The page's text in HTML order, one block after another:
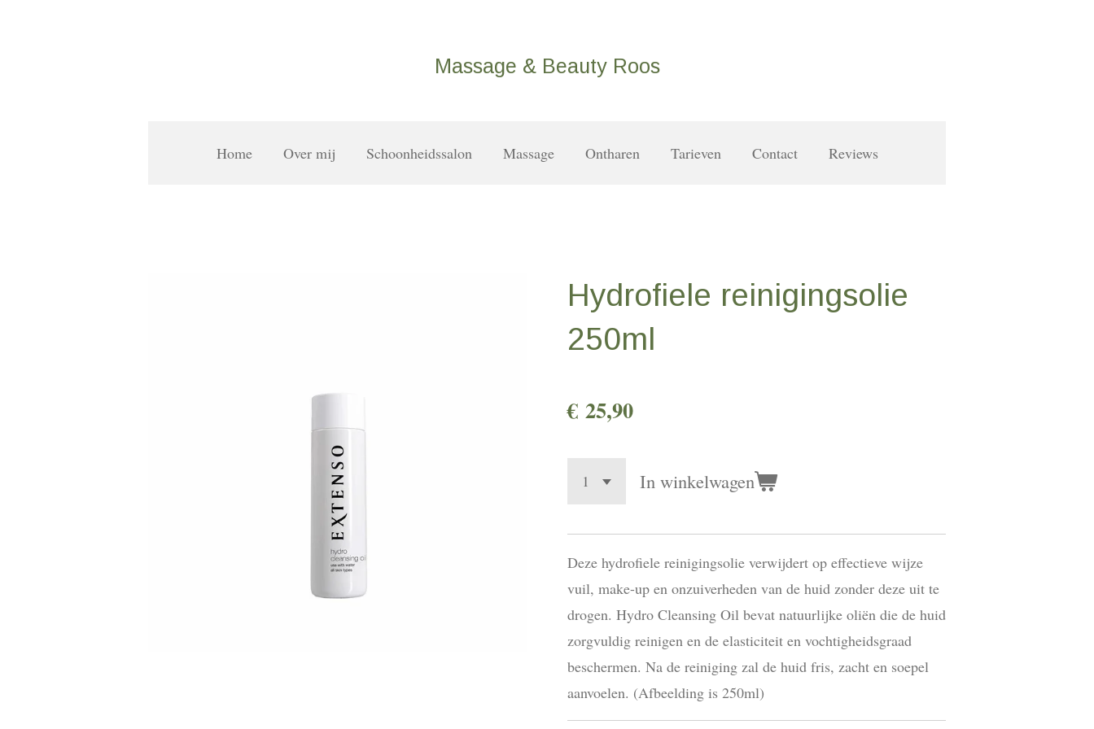
Massage & Beauty Roos
Home Over mij Schoonheidssalon Massage Ontharen Tarieven Contact Reviews
Hydrofiele reinigingsolie
250ml
€ 25,90
In winkelwagen
Deze hydrofiele reinigingsolie verwijdert op effectieve wijze
vuil, make-up en onzuiverheden van de huid zonder deze uit te
drogen. Hydro Cleansing Oil bevat natuurlijke oliën die de huid
zorgvuldig reinigen en de elasticiteit en vochtigheidsgraad
beschermen. Na de reiniging zal de huid fris, zacht en soepel
aanvoelen. (Afbeelding is 250ml)